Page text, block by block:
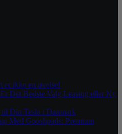
er ikke en øvelse!
Det Bedste Valg Leasing eller Ny
Din Tesla i Danmark
Med Gooshpads: Premium